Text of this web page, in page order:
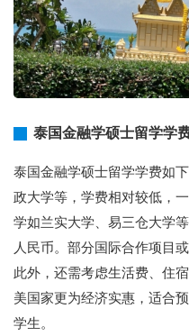
泰国金融学硕士留学学
泰国金融学硕士留学学费如
政大学等，学费相对较低，
学如兰实大学、易三仓大学
人民币。部分国际合作项目
此外，还需考虑生活费、住
美国家更为经济实惠，适合
学生。